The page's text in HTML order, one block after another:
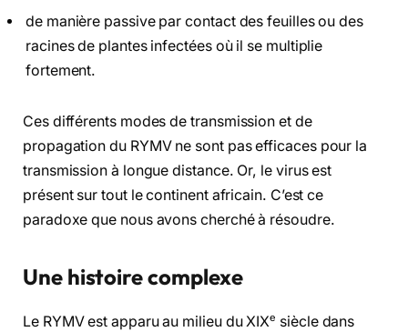
de manière passive par contact des feuilles ou des
racines de plantes infectées où il se multiplie
fortement.
Ces différents modes de transmission et de
propagation du RYMV ne sont pas efficaces pour la
transmission à longue distance. Or, le virus est
présent sur tout le continent africain. C’est ce
paradoxe que nous avons cherché à résoudre.
Une histoire complexe
Le RYMV est apparu au milieu du XIXe siècle dans